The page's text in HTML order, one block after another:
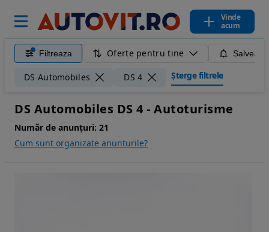
Vinde
acum
Filtreaza Oferte pentru tine
DS Automobiles DS 4 Șterge filtrele
DS Automobiles DS 4 - Autoturisme
Număr de anunțuri: 21
Cum sunt organizate anunturile?